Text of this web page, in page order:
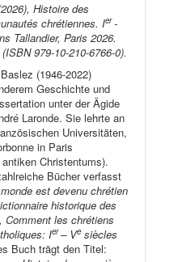
Histoire des
chrétiennes. Ier-
Tallandier, Paris 2026.
979-10-210-6766-0).
(1946-2022)
Geschichte und
unter der Ägide
Laronde. Sie lehrte an
Universitäten,
in Paris
Christentums).
Bücher verfasst
est devenu chrétien
historique des
Comment les chrétiens
Ier– Ve siècles
Buch trägt den Titel: